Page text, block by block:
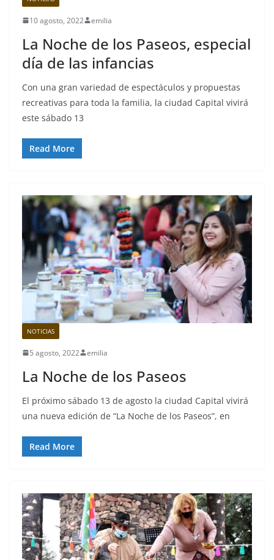
10 agosto, 2022 emilia
La Noche de los Paseos, especial
día de las infancias
Con una gran variedad de espectáculos y propuestas
recreativas para toda la familia, la ciudad Capital vivirá
este sábado 13
Read More
NOTICIAS
5 agosto, 2022 emilia
La Noche de los Paseos
El próximo sábado 13 de agosto la ciudad Capital vivirá
una nueva edición de “La Noche de los Paseos”, en
Read More